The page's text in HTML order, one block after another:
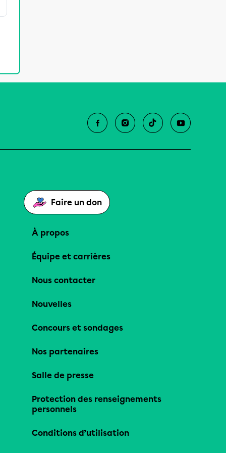
Faire un don
À propos
Équipe et carrières
Nous contacter
Nouvelles
Concours et sondages
Nos partenaires
Salle de presse
Protection des renseignements
personnels
Conditions d’utilisation